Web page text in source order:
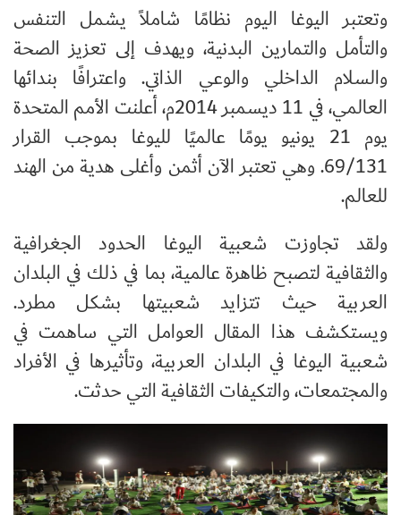
وتعتبر اليوغا اليوم نظامًا شاملاً يشمل التنفس
والتأمل والتمارين البدنية، ويهدف إلى تعزيز الصحة
والسلام الداخلي والوعي الذاتي. واعترافًا بندائها
العالمي، في 11 ديسمبر 2014م، أعلنت الأمم المتحدة
يوم 21 يونيو يومًا عالميًا لليوغا بموجب القرار
69/131. وهي تعتبر الآن أثمن وأغلى هدية من الهند
للعالم.
ولقد تجاوزت شعبية اليوغا الحدود الجغرافية
والثقافية لتصبح ظاهرة عالمية، بما في ذلك في البلدان
العربية حيث تتزايد شعبيتها بشكل مطرد.
ويستكشف هذا المقال العوامل التي ساهمت في
شعبية اليوغا في البلدان العربية، وتأثيرها في الأفراد
والمجتمعات، والتكيفات الثقافية التي حدثت.